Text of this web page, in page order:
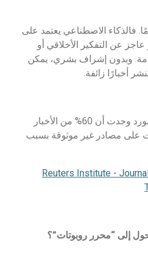
فالذكاء الاصطناعي يعتمد على
عن التفكير الأخلاقي أو
وبدون إشراف بشري، يمكن
أخبارًا زائفة.
دراسة موثقة: جامعة أكسفورد وجدت أن 60% من الأخبار
على مصادر غير موثوقة بسبب
Reuters Institute -
إلى “محرر روبوتات”؟